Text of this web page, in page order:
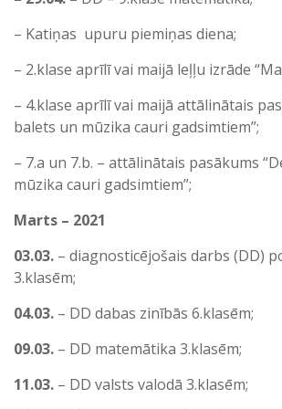
– Katiņas upuru piemiņas diena;
– 2.klase aprīlī vai maijā leļļu izrāde
– 4.klase aprīlī vai maijā attālinātais
balets un mūzika cauri gadsimtiem”;
– 7.a un 7.b. – attālinātais pasākums
mūzika cauri gadsimtiem”;
Marts – 2021
03.03. – diagnosticējošais darbs (DD)
3.klasēm;
04.03. – DD dabas zinībās 6.klasēm;
09.03. – DD matemātika 3.klasēm;
11.03. – DD valsts valodā 3.klasēm;